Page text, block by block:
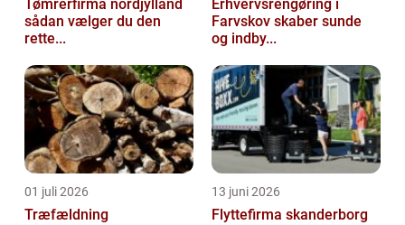
Tømrerfirma nordjylland
sådan vælger du den
rette...
Erhvervsrengøring i
Farvskov skaber sunde
og indby...
01 juli 2026
Træfældning
13 juni 2026
Flyttefirma skanderborg